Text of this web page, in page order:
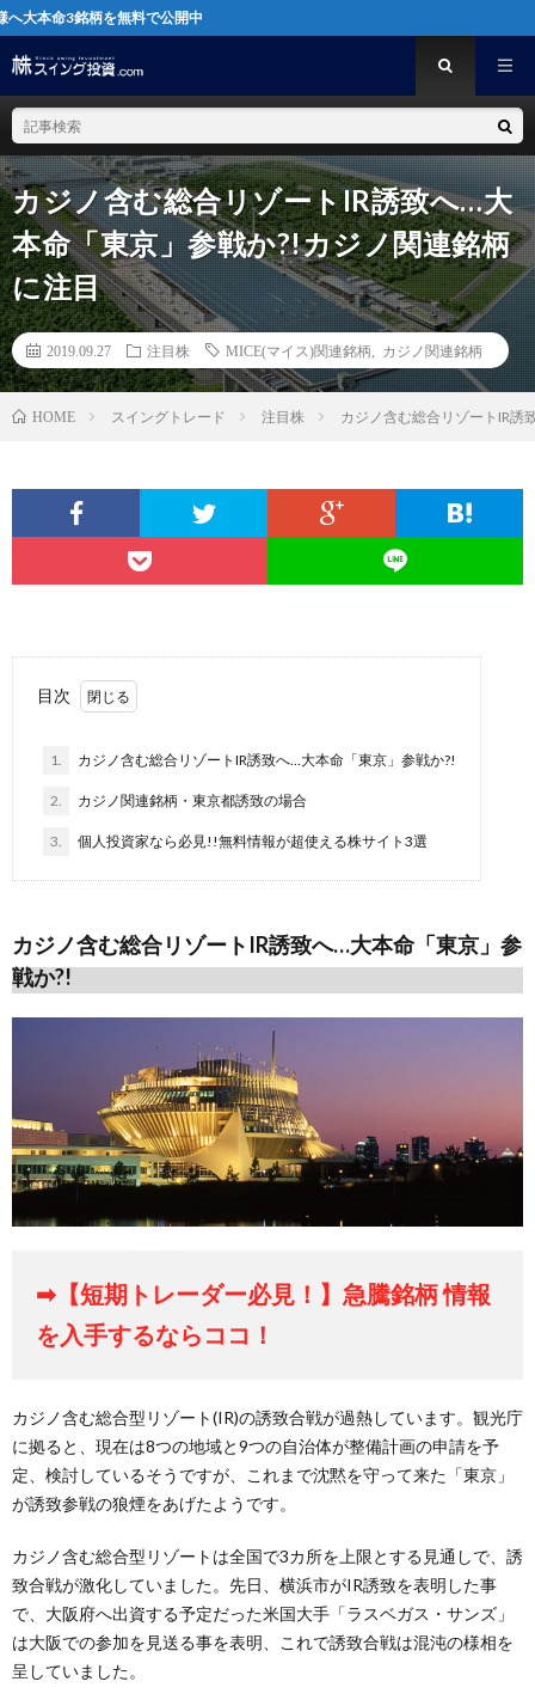
無料で公開中
カジノ含む総合リゾートIR誘致へ…大
本命「東京」参戦か?!カジノ関連銘柄
に注目
2019.09.27 注目株 MICE(マイス)関連銘柄 カジノ関連銘柄
HOME スイングトレード 注目株 カジノ含む総合リゾートIR誘
目次
1. カジノ含む総合リゾートIR誘致へ…大本命「東京」参戦か?!
2. カジノ関連銘柄・東京都誘致の場合
3. 個人投資家なら必見!!無料情報が超使える株サイト3選
カジノ含む総合リゾートIR誘致へ…大本命「東京」参
戦か?!
➡【短期トレーダー必見！】急騰銘柄 情報
を入手するならココ！
カジノ含む総合型リゾート(IR)の誘致合戦が過熱しています。観光庁
に拠ると、現在は8つの地域と9つの自治体が整備計画の申請を予
定、検討しているそうですが、これまで沈黙を守って来た「東京」
が誘致参戦の狼煙をあげたようです。
カジノ含む総合型リゾートは全国で3カ所を上限とする見通しで、誘
致合戦が激化していました。先日、横浜市がIR誘致を表明した事
で、大阪府へ出資する予定だった米国大手「ラスベガス・サンズ」
は大阪での参加を見送る事を表明、これで誘致合戦は混沌の様相を
呈していました。